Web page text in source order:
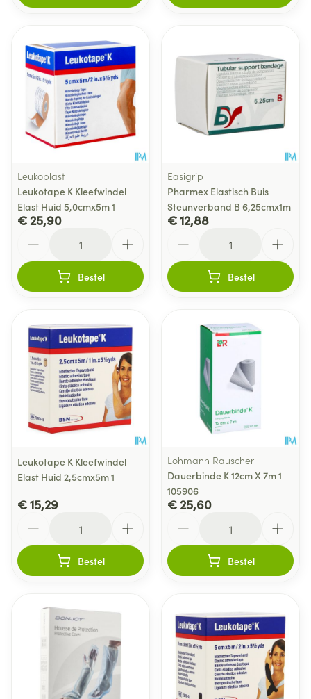
Leukoplast
Leukotape K Kleefwindel
Elast Huid 5,0cmx5m 1
€ 25,90
Bestel
Easigrip
Pharmex Elastisch Buis
Steunverband B 6,25cmx1m
€ 12,88
Bestel
Leukotape K Kleefwindel
Elast Huid 2,5cmx5m 1
€ 15,29
Bestel
Lohmann Rauscher
Dauerbinde K 12cm X 7m 1
105906
€ 25,60
Bestel